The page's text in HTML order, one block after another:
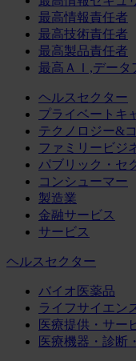
最高情報責任者
最高技術責任者
最高製品責任者
最高ＡＩ,データ
ヘルスセクター
プライベートキ
テクノロジー&
ファミリービジ
パブリック・セ
コンシューマー
製造業
金融サービス
サービス
ヘルスセクター
バイオ医薬品
ライフサイエン
医療提供・サー
医療機器・診断